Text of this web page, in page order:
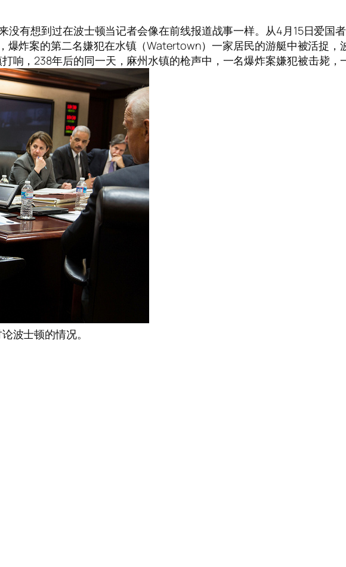
没有想到过在波士顿当记者会像在前线报道战事一样。从4月15日爱国
爆炸案的第二名嫌犯在水镇（Watertown）一家居民的游艇中被活捉，
响，238年后的同一天，麻州水镇的枪声中，一名爆炸案嫌犯被击毙，
波士顿的情况。